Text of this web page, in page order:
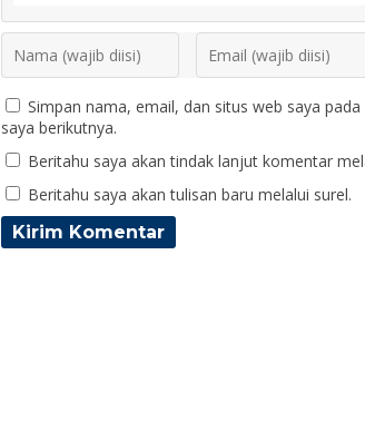
Simpan nama, email, dan situs web saya
saya berikutnya.
Beritahu saya akan tindak lanjut komentar
Beritahu saya akan tulisan baru melalui surel.